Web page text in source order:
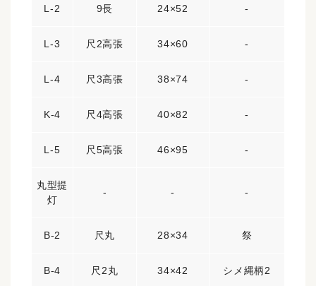
L-2 9長 24×52 -
L-3 尺2高張 34×60 -
L-4 尺3高張 38×74 -
K-4 尺4高張 40×82 -
L-5 尺5高張 46×95 -
丸型提
灯
- - -
B-2 尺丸 28×34 祭
B-4 尺2丸 34×42 シメ縄柄2